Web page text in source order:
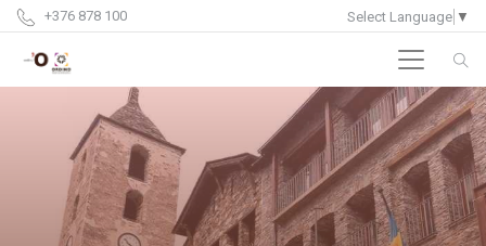
+376 878 100 Select Language ▼